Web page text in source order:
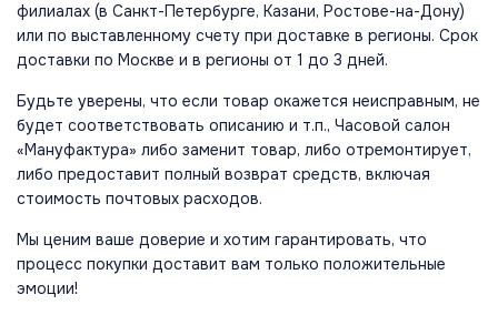
филиалах (в Санкт-Петербурге, Казани, Ростове-на-Дону)
или по выставленному счету при доставке в регионы. Срок
доставки по Москве и в регионы от 1 до 3 дней.
Будьте уверены, что если товар окажется неисправным, не
будет соответствовать описанию и т.п., Часовой салон
«Мануфактура» либо заменит товар, либо отремонтирует,
либо предоставит полный возврат средств, включая
стоимость почтовых расходов.
Мы ценим ваше доверие и хотим гарантировать, что
процесс покупки доставит вам только положительные
эмоции!